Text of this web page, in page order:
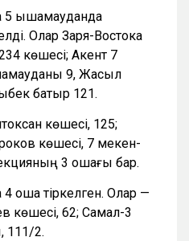
ықшамауданда
Олар Заря-Востока
көшесі; Ақкент 7
9, Жасыл
батыр 121.
көшесі, 125;
көшесі, 7 мекен-
3 ошағы бар.
тіркелген. Олар —
көшесі, 62; Самал-3
111/2.